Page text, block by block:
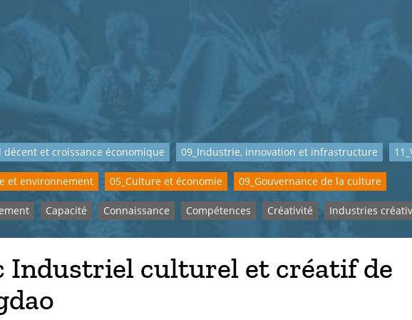
décent et croissance économique 09_Industrie, innovation et infrastructure
et environnement 05_Culture et économie 09_Gouvernance de la culture
Capacité Connaissance Compétences Créativité Industries
Industriel culturel et créatif de